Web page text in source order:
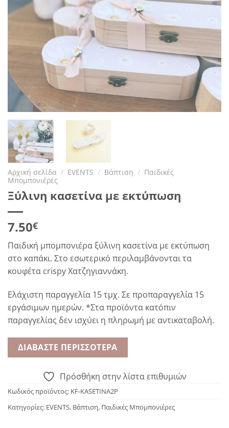
Αρχική σελίδα / EVENTS / Βάπτιση / Παιδικές
Μπομπονιέρες
Ξύλινη κασετίνα με εκτύπωση
7.50€
Παιδική μπομπονιέρα ξύλινη κασετίνα με εκτύπωση
στο καπάκι. Στο εσωτερικό περιλαμβάνονται τα
κουφέτα crispy Χατζηγιαννάκη.
Ελάχιστη παραγγελία 15 τμχ. Σε προπαραγγελία 15
εργάσιμων ημερών. *Στα προϊόντα κατόπιν
παραγγελίας δεν ισχύει η πληρωμή με αντικαταβολή.
ΔΙΑΒΆΣΤΕ ΠΕΡΙΣΣΌΤΕΡΑ
Πρόσθήκη στην λίστα επιθυμιών
Κωδικός προϊόντος: KF-KASETINA2P
Κατηγορίες: EVENTS, Βάπτιση, Παιδικές Μπομπονιέρες